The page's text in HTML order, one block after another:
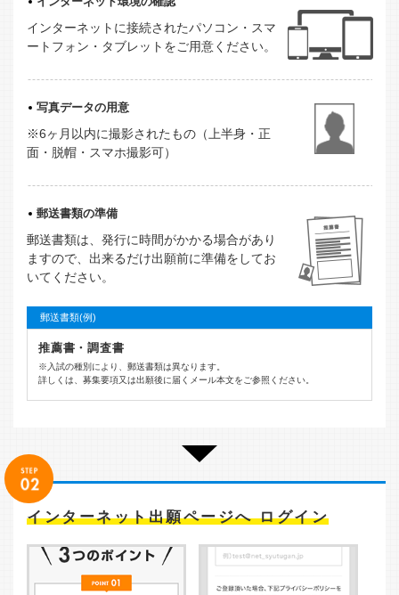
インターネットに接続されたパソコン・スマ
ートフォン・タブレットをご用意ください。
写真データの用意
※6ヶ月以内に撮影されたもの（上半身・正
面・脱帽・スマホ撮影可）
郵送書類の準備
郵送書類は、発行に時間がかかる場合があり
ますので、出来るだけ出願前に準備をしてお
いてください。
郵送書類(例)
推薦書・調査書
※入試の種別により、郵送書類は異なります。
詳しくは、募集要項又は出願後に届くメール本文をご参照ください。
インターネット出願ページへ ログイン